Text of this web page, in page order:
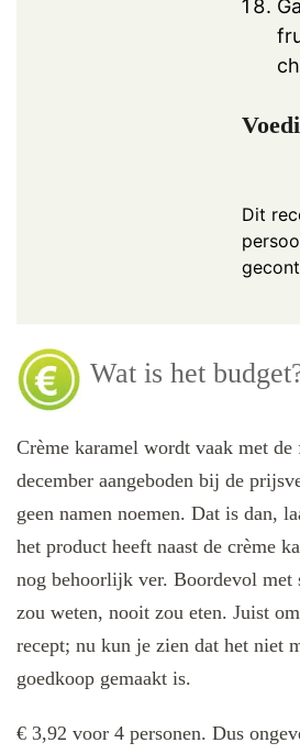
Dit
Wat is het
Crème karamel wordt vaak met de
december aangeboden bij de
geen namen noemen. Dat is dan,
het product heeft naast de crème
nog behoorlijk ver. Boordevol met
zou weten, nooit zou eten. Juist
recept; nu kun je zien dat het niet
goedkoop gemaakt is.
€ 3,92 voor 4 personen. Dus